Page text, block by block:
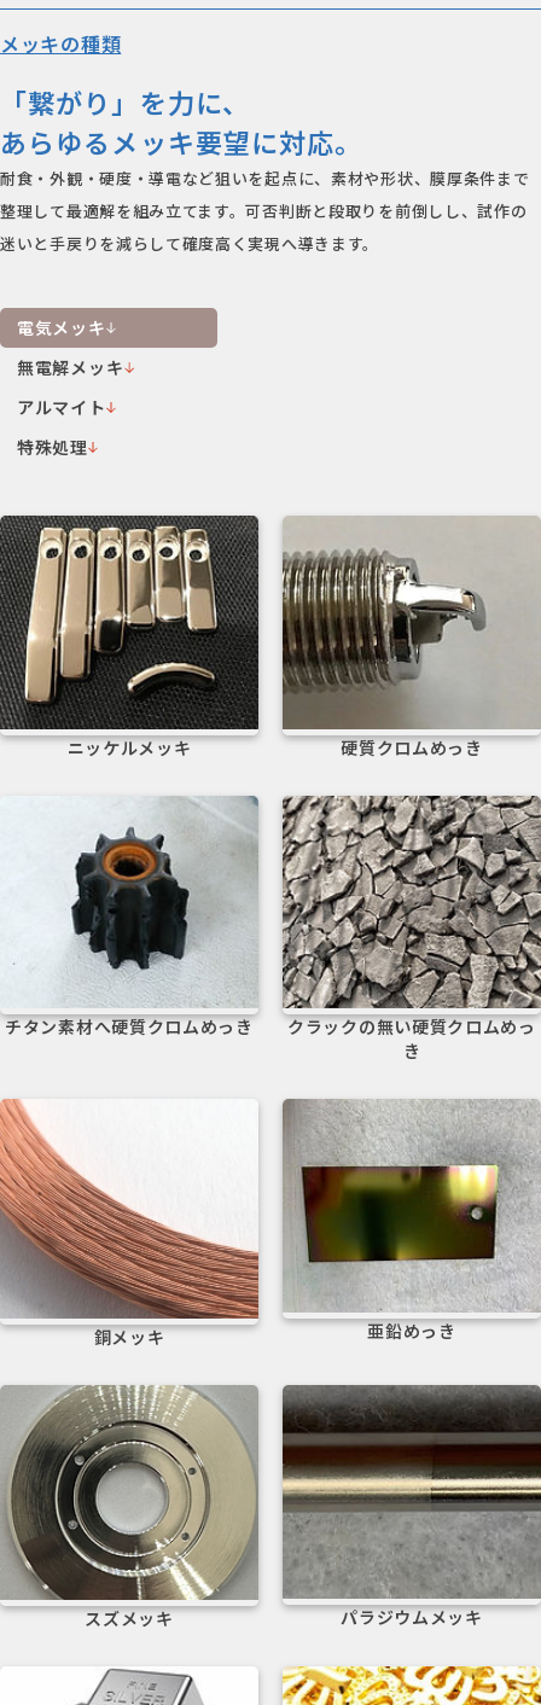
メッキの種類
「繋がり」を力に、
あらゆるメッキ要望に対応。
耐食・外観・硬度・導電など狙いを起点に、素材や形状、膜厚条件まで
整理して最適解を組み立てます。可否判断と段取りを前倒しし、試作の
迷いと手戻りを減らして確度高く実現へ導きます。
電気メッキ
無電解メッキ
アルマイト
特殊処理
電気メッキ
ニッケルメッキ
電気メッキ
硬質クロムめっき
チタン素材へ硬質クロムめっき
電気メッキ
クラックの無い硬質クロムめっ
き
電気メッキ
銅メッキ
電気メッキ
亜鉛めっき
電気メッキ
スズメッキ
電気メッキ
パラジウムメッキ
電気メッキ